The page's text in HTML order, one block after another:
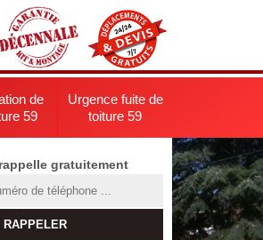
de
59
Urgence fuite de
toiture 59
gratuitement